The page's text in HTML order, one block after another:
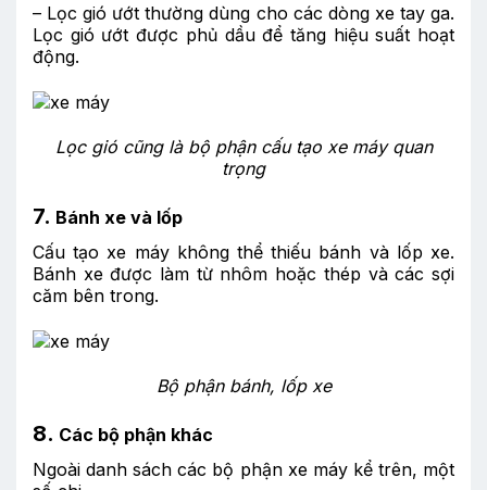
– Lọc gió ướt thường dùng cho các dòng xe tay ga.
Lọc gió ướt được phủ dầu để tăng hiệu suất hoạt
động.
Lọc gió cũng là bộ phận cấu tạo xe máy quan
trọng
7. Bánh xe và lốp
Cấu tạo xe máy không thể thiếu bánh và lốp xe.
Bánh xe được làm từ nhôm hoặc thép và các sợi
căm bên trong.
Bộ phận bánh, lốp xe
8. Các bộ phận khác
Ngoài danh sách các bộ phận xe máy kể trên, một